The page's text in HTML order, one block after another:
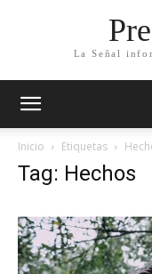
La Señal
Inicio Etiquetas
Tag: Hechos